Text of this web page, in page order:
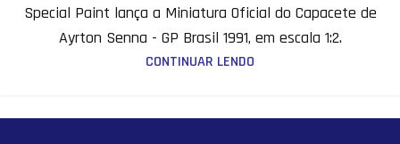
Special Paint lança a Miniatura Oficial do Capacete de
Ayrton Senna - GP Brasil 1991, em escala 1:2.
CONTINUAR LENDO